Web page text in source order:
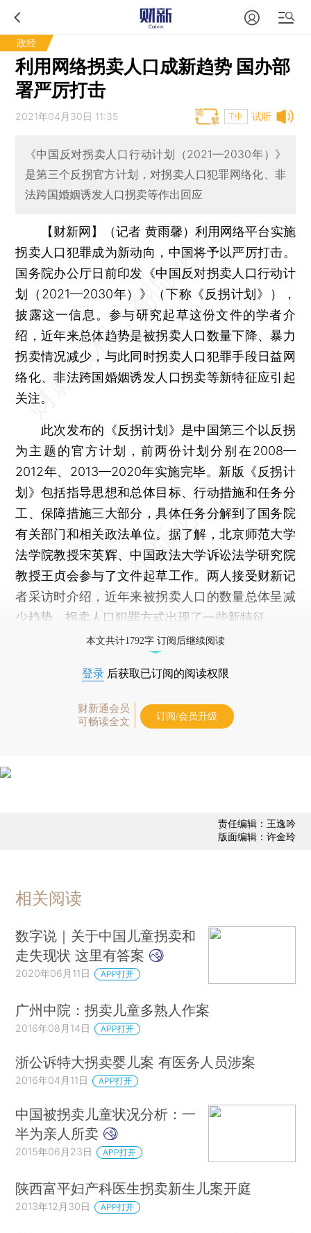
政经
利用网络拐卖人口成新趋势 国办部
署严厉打击
试听
2021年04月30日 11:35 T中
《中国反对拐卖人口行动计划（2021—2030年）》
是第三个反拐官方计划，对拐卖人口犯罪网络化、非
法跨国婚姻诱发人口拐卖等作出回应
【财新网】（记者 黄雨馨） 利用网络平台实施
拐卖人口犯罪成为新动向，中国将予以严厉打击。
国务院办公厅日前印发《中国反对拐卖人口行动计
划（2021—2030年）》（下称《反拐计划》），
披露这一信息。参与研究起草这份文件的学者介
绍，近年来总体趋势是被拐卖人口数量下降、暴力
拐卖情况减少，与此同时拐卖人口犯罪手段日益网
络化、非法跨国婚姻诱发人口拐卖等新特征应引起
关注。
此次发布的《反拐计划》是中国第三个以反拐
为主题的官方计划，前两份计划分别在2008—
2012年、2013—2020年实施完毕。新版《反拐计
划》包括指导思想和总体目标、行动措施和任务分
工、保障措施三大部分，具体任务分解到了国务院
有关部门和相关政法单位。据了解，北京师范大学
法学院教授宋英辉、中国政法大学诉讼法学研究院
教授王贞会参与了文件起草工作。两人接受财新记
者采访时介绍，近年来被拐卖人口的数量总体呈减
少趋势，拐卖人口犯罪方式出现了一些新特征。
本文共计1792字 订阅后继续阅读
登录 后获取已订阅的阅读权限
财新通会员
可畅读全文
订阅/会员升级
责任编辑：王逸吟
版面编辑：许金玲
相关阅读
数字说｜关于中国儿童拐卖和
走失现状 这里有答案
2020年06月11日 APP打开
广州中院：拐卖儿童多熟人作案
2016年08月14日 APP打开
浙公诉特大拐卖婴儿案 有医务人员涉案
2016年04月11日 APP打开
中国被拐卖儿童状况分析：一
半为亲人所卖
2015年06月23日 APP打开
陕西富平妇产科医生拐卖新生儿案开庭
2013年12月30日 APP打开